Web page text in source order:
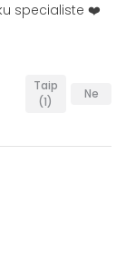
specialiste ❤️
Taip
(1)
Ne